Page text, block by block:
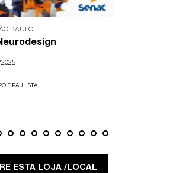
PAULO
E PAULISTA
ESTA LOJA /LOCAL